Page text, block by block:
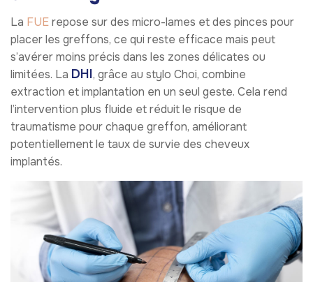
La FUErepose sur des micro-lames et des pinces pour
placer les greffons, ce qui reste efficace mais peut
s’avérer moins précis dans les zones délicates ou
limitées. La DHI, grâce au stylo Choi, combine
extraction et implantation en un seul geste. Cela rend
l’intervention plus fluide et réduit le risque de
traumatisme pour chaque greffon, améliorant
potentiellement le taux de survie des cheveux
implantés.